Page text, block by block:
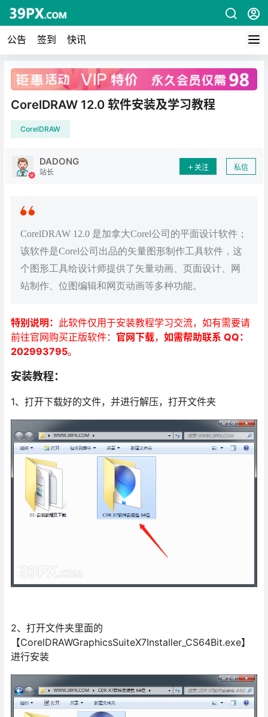
公告 签到 快讯
广告
CorelDRAW 12.0 软件安装及学习教程
CorelDRAW
DADONG
站长
关注 私信
CorelDRAW 12.0 是加拿大Corel公司的平面设计软件；
该软件是Corel公司出品的矢量图形制作工具软件，这
个图形工具给设计师提供了矢量动画、页面设计、网
站制作、位图编辑和网页动画等多种功能。
特别说明： 此软件仅用于安装教程学习交流，如有需要请
前往官网购买正版软件： 官网下载， 如需帮助联系 QQ：
202993795。
安装教程：
1、打开下载好的文件，并进行解压，打开文件夹
2、打开文件夹里面的
【CorelDRAWGraphicsSuiteX7Installer_CS64Bit.exe】
进行安装